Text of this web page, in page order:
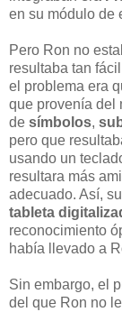
en su módulo de
Pero Ron no
resultaba tan
el problema era
que provenía del
de símbolos,
pero que
usando un
resultara más
adecuado. Así,
tableta
reconocimiento
había llevado a
Sin embargo, el
del que Ron no